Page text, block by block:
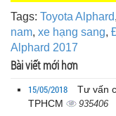
Tags: Toyota Alphard,
nam, xe hạng sang,
Alphard 2017
Bài viết mới hơn
15/05/2018
Tư vấn
TPHCM
935406